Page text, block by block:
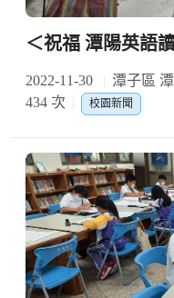
＜祝福 潭陽英語
2022-11-30 潭子區
434 次
校園新聞